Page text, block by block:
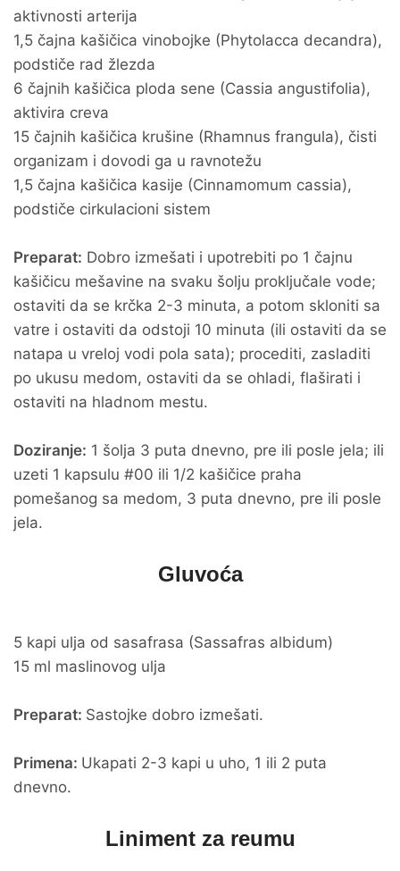
aktivnosti arterija
1,5 čajna kašičica vinobojke (Phytolacca decandra),
podstiče rad žlezda
6 čajnih kašičica ploda sene (Cassia angustifolia),
aktivira creva
15 čajnih kašičica krušine (Rhamnus frangula), čisti
organizam i dovodi ga u ravnotežu
1,5 čajna kašičica kasije (Cinnamomum cassia),
podstiče cirkulacioni sistem
Preparat: Dobro izmešati i upotrebiti po 1 čajnu
kašičicu mešavine na svaku šolju proključale vode;
ostaviti da se krčka 2-3 minuta, a potom skloniti sa
vatre i ostaviti da odstoji 10 minuta (ili ostaviti da se
natapa u vreloj vodi pola sata); procediti, zasladiti
po ukusu medom, ostaviti da se ohladi, flaširati i
ostaviti na hladnom mestu.
Doziranje: 1 šolja 3 puta dnevno, pre ili posle jela; ili
uzeti 1 kapsulu #00 ili 1/2 kašičice praha
pomešanog sa medom, 3 puta dnevno, pre ili posle
jela.
Gluvoća
5 kapi ulja od sasafrasa (Sassafras albidum)
15 ml maslinovog ulja
Preparat: Sastojke dobro izmešati.
Primena: Ukapati 2-3 kapi u uho, 1 ili 2 puta
dnevno.
Liniment za reumu